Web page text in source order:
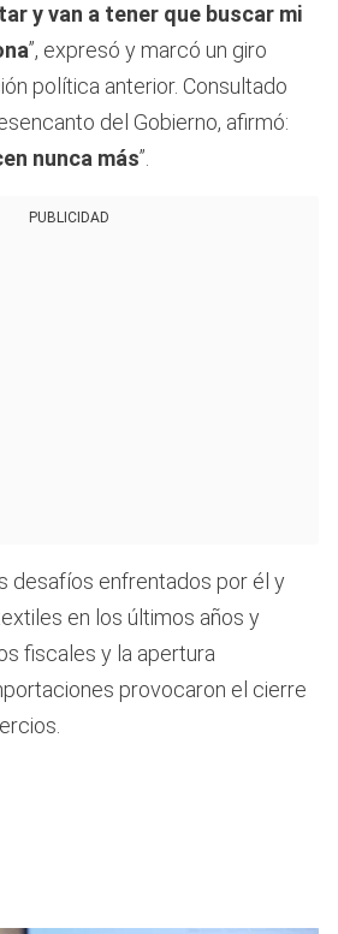
y van a tener que buscar mi
”, expresó y marcó un giro
política anterior. Consultado
del Gobierno, afirmó:
nunca más”.
PUBLICIDAD
desafíos enfrentados por él y
en los últimos años y
fiscales y la apertura
provocaron el cierre